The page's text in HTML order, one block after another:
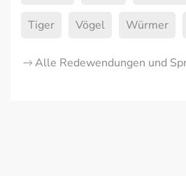
Tiger Vögel Würmer
Alle Redewendungen und